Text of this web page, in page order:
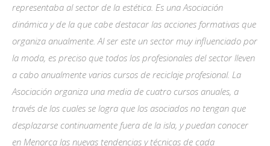
representaba al sector de la estética. Es una Asociación
dinámica y de la que cabe destacar las acciones formativas que
organiza anualmente. Al ser este un sector muy influenciado por
la moda, es preciso que todos los profesionales del sector lleven
a cabo anualmente varios cursos de reciclaje profesional. La
Asociación organiza una media de cuatro cursos anuales, a
través de los cuales se logra que los asociados no tengan que
desplazarse continuamente fuera de la isla, y puedan conocer
en Menorca las nuevas tendencias y técnicas de cada